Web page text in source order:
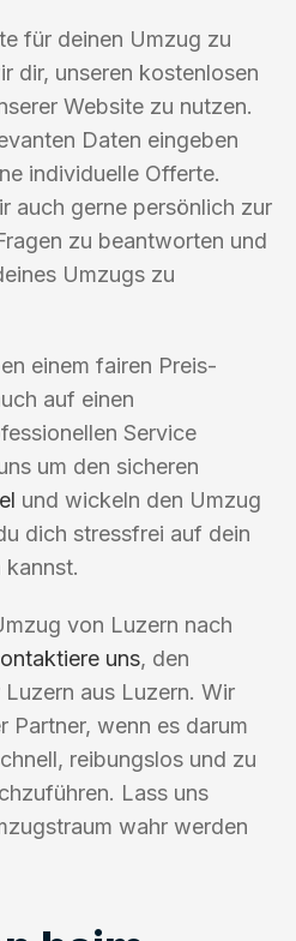
für deinen Umzug zu
dir, unseren kostenlosen
Website zu nutzen.
Daten eingeben
individuelle Offerte.
auch gerne persönlich zur
zu beantworten und
Umzugs zu
einem fairen Preis-
auf einen
Service
um den sicheren
und wickeln den Umzug
dich stressfrei auf dein
kannst.
von Luzern nach
uns, den
aus Luzern. Wir
Partner, wenn es darum
reibungslos und zu
Lass uns
wahr werden